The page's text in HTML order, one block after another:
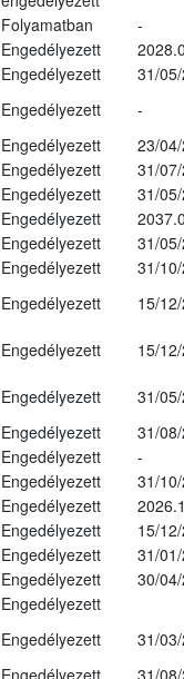
Folyamatban
-
Engedélyezett
Engedélyezett
31/
Engedélyezett
-
Engedélyezett
23/
Engedélyezett
31/
Engedélyezett
31/
Engedélyezett
Engedélyezett
31/
Engedélyezett
31/
Engedélyezett
15/
Engedélyezett
15/
Engedélyezett
31/
Engedélyezett
31/
Engedélyezett
-
Engedélyezett
31/
Engedélyezett
Engedélyezett
15/
Engedélyezett
31/
Engedélyezett
30/
Engedélyezett
Engedélyezett
31/